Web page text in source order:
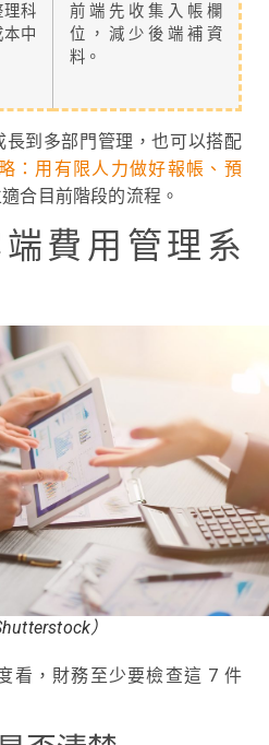
理科
中
前端先收集入帳欄
位，減少後端補資
料。
到多部門管理，也可以搭配
：用有限人力做好報帳、預
適合目前階段的流程。
費用管理系
）
看，財務至少要檢查這 7 件